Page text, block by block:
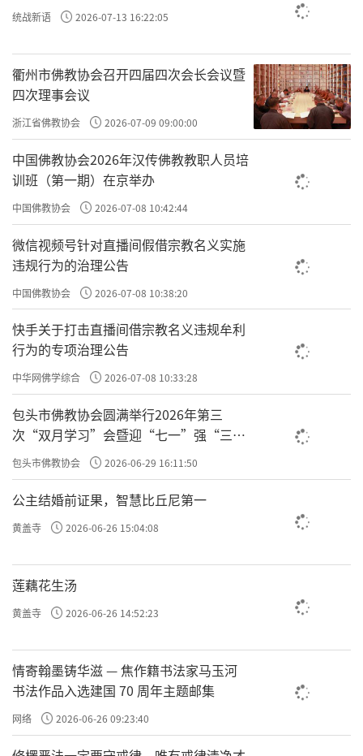
统战新语 2026-07-13 16:22:05
衢州市佛教协会召开四届四次会长会议暨
四次理事会议
浙江省佛教协会 2026-07-09 09:00:00
中国佛教协会2026年汉传佛教教职人员培
训班（第一期）在京举办
中国佛教协会 2026-07-08 10:42:44
微信视频号针对直播间假借宗教名义实施
违规行为的治理公告
中国佛教协会 2026-07-08 10:38:20
快手关于打击直播间借宗教名义违规牟利
行为的专项治理公告
中华网佛学综合 2026-07-08 10:33:28
包头市佛教协会圆满举行2026年第三
次“双月学习”会暨迎“七一”强“三
爱”主题书画笔会
包头市佛教协会 2026-06-29 16:11:50
公主结婚前证果，智慧比丘尼第一
黄盖寺 2026-06-26 15:04:08
莲藕花生汤
黄盖寺 2026-06-26 14:52:23
情寄翰墨铸华滋 — 焦作籍书法家马玉河
书法作品入选建国 70 周年主题邮集
网络 2026-06-26 09:23:40